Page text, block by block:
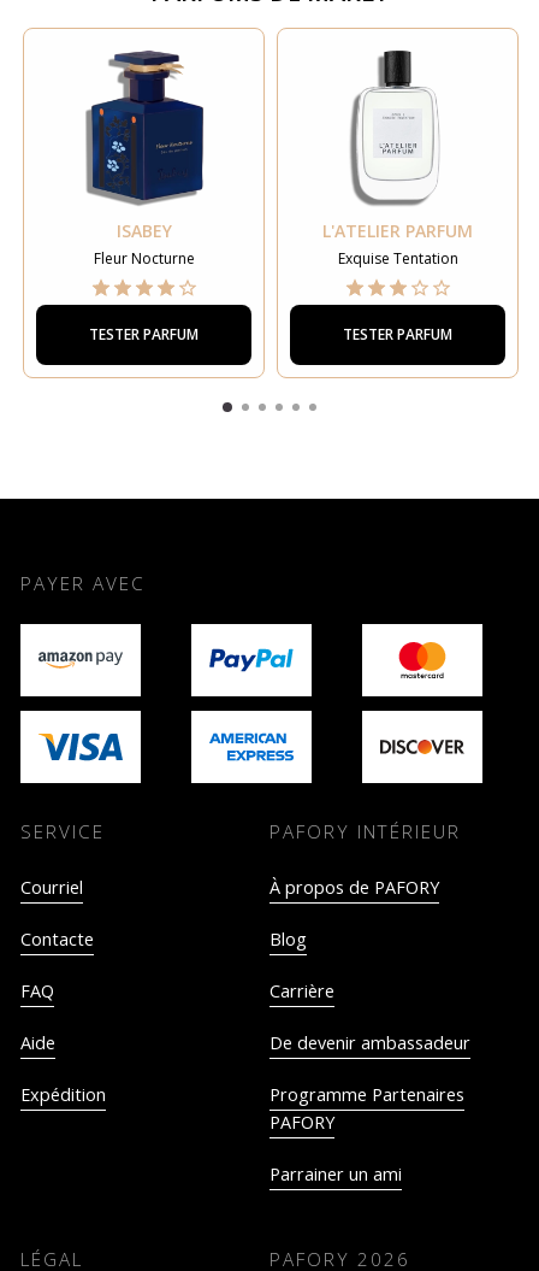
ISABEY
Fleur Nocturne
TESTER PARFUM
L'ATELIER PARFUM
Exquise Tentation
TESTER PARFUM
PAYER AVEC
SERVICE
Courriel
Contacte
FAQ
Aide
Expédition
PAFORY INTÉRIEUR
À propos de PAFORY
Blog
Carrière
De devenir ambassadeur
Programme Partenaires
PAFORY
Parrainer un ami
LÉGAL PAFORY 2026